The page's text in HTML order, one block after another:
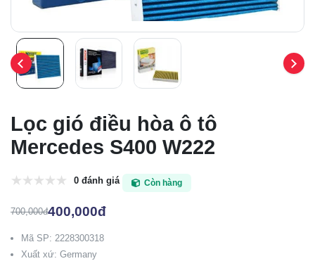
Lọc gió điều hòa ô tô
Mercedes S400 W222
0 đánh giá Còn hàng
700,000đ400,000đ
Mã SP: 2228300318
Xuất xứ: Germany